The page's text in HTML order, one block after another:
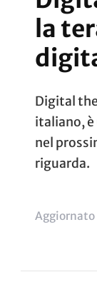
la
Digital
italiano, è
nel
riguarda.
Aggiornato